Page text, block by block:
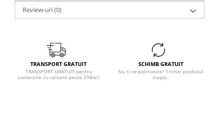
Review-uri(0)
TRANSPORT GRATUIT
TRANSPORT GRATUIT pentru
comenzile cu valoare peste 298lei!
SCHIMB GRATUIT
Nu ti se potriveste? Trimiti produsul
inapoi.